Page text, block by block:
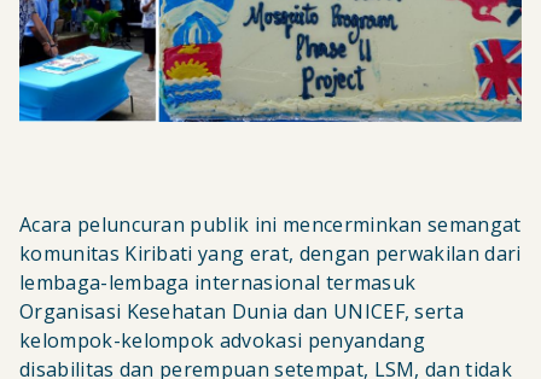
Acara peluncuran publik ini mencerminkan semangat
komunitas Kiribati yang erat, dengan perwakilan dari
lembaga-lembaga internasional termasuk
Organisasi Kesehatan Dunia dan UNICEF, serta
kelompok-kelompok advokasi penyandang
disabilitas dan perempuan setempat, LSM, dan tidak